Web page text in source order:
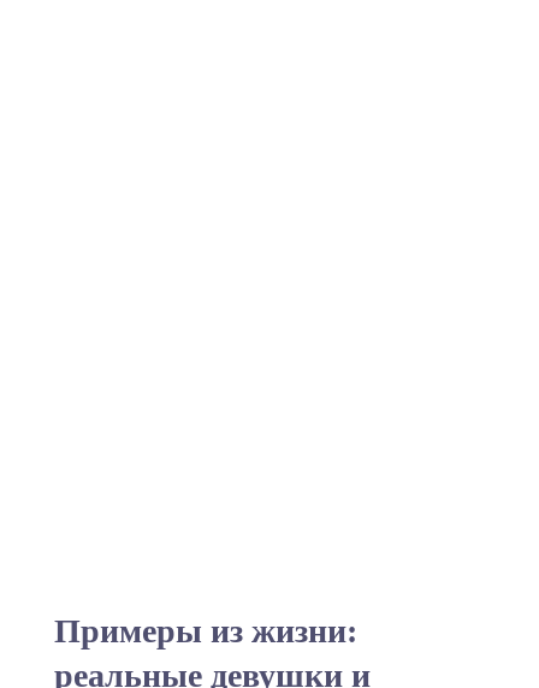
Примеры из жизни:
реальные девушки и